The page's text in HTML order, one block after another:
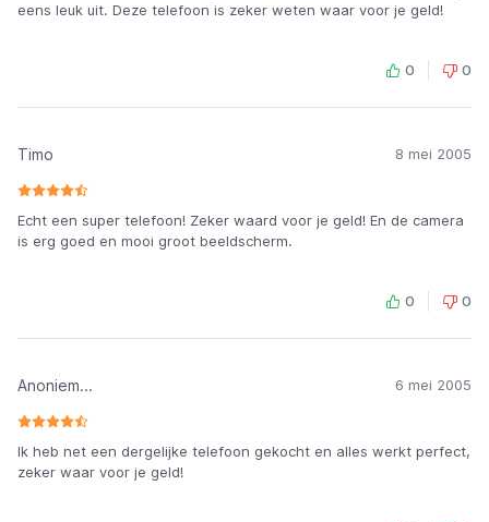
eens leuk uit. Deze telefoon is zeker weten waar voor je geld!
0 0
Timo 8 mei 2005
Echt een super telefoon! Zeker waard voor je geld! En de camera
is erg goed en mooi groot beeldscherm.
0 0
Anoniem... 6 mei 2005
Ik heb net een dergelijke telefoon gekocht en alles werkt perfect,
zeker waar voor je geld!